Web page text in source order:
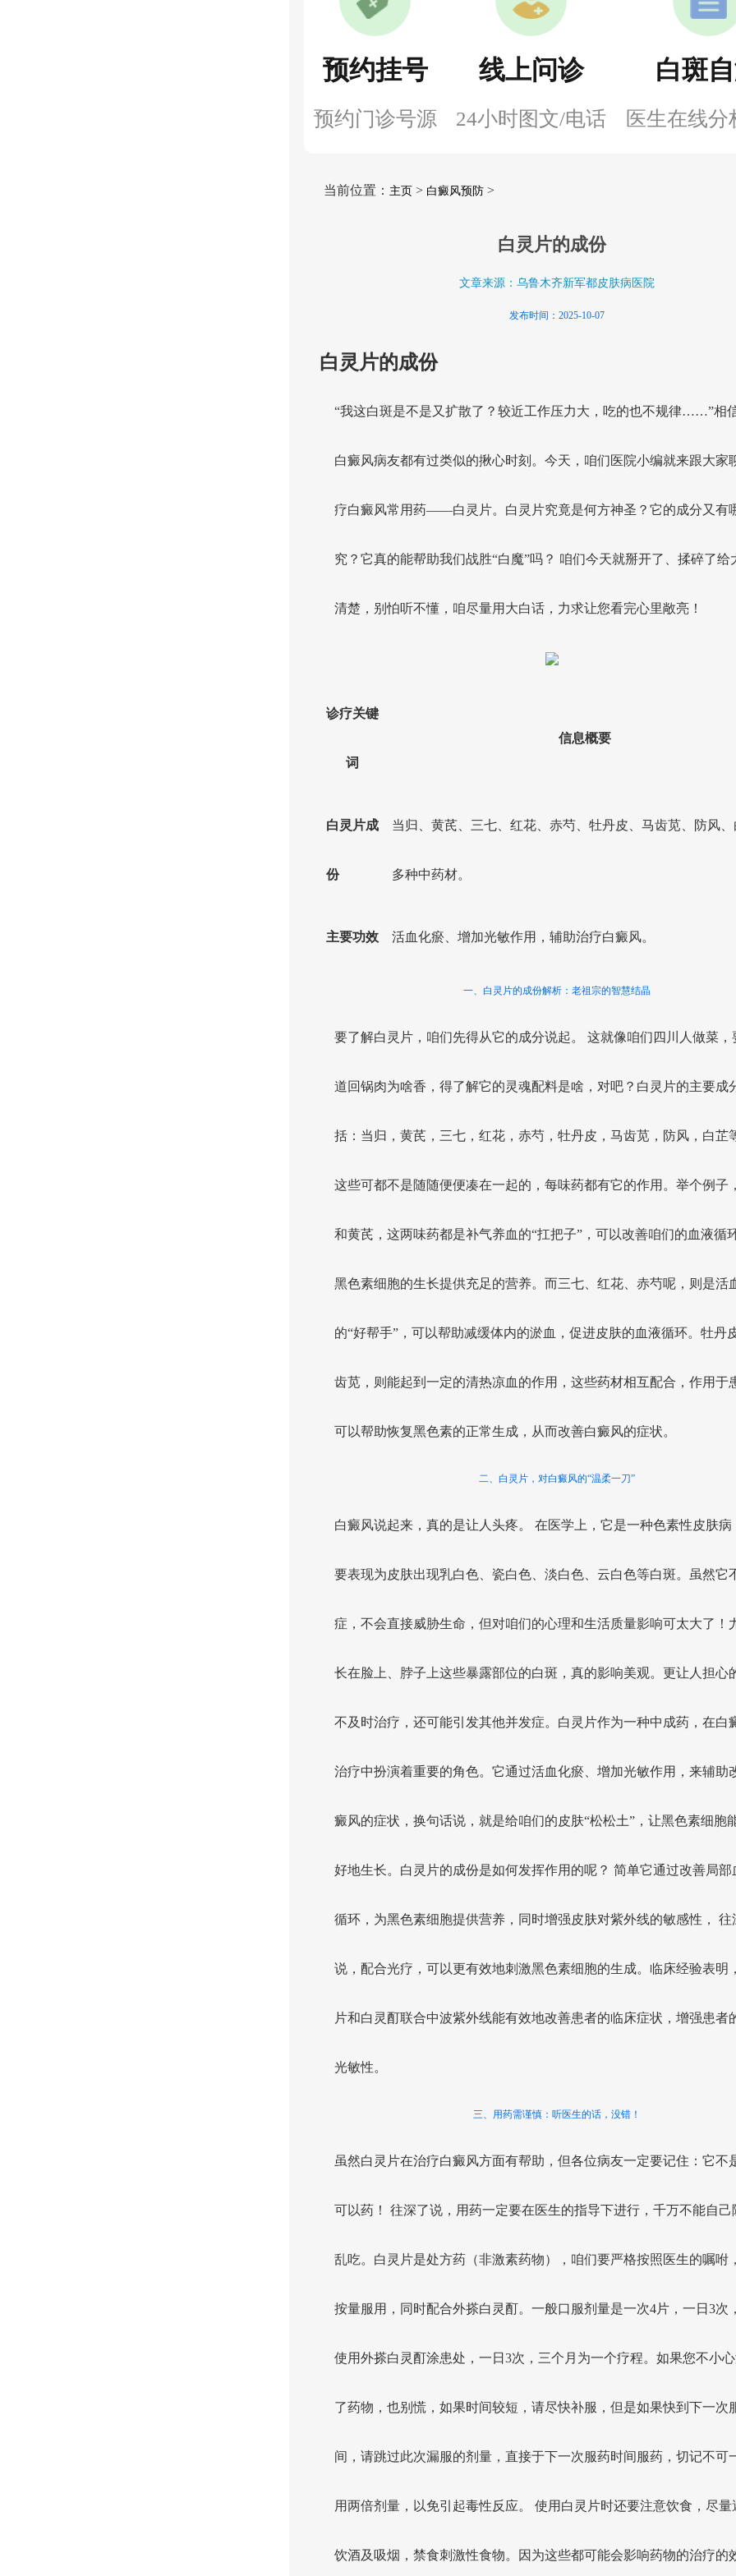
预约挂号
预约门诊号源
线上问诊
24小时图文/电话
白斑
医生在线分
当前位置： 主页> 白癜风预防>
白灵片的成份
文章来源：乌鲁木齐新军都皮肤病医院
发布时间：2025-10-07
白灵片的成份
“我这白斑是不是又扩散了？较近工作压力大，吃的也不规律……”相
白癜风病友都有过类似的揪心时刻。今天，咱们医院小编就来跟大家
疗白癜风常用药——白灵片。白灵片究竟是何方神圣？它的成分又有
究？它真的能帮助我们战胜“白魔”吗？ 咱们今天就掰开了、揉碎了给
清楚，别怕听不懂，咱尽量用大白话，力求让您看完心里敞亮！
诊疗关键
词
信息概要
白灵片成
份
当归、黄芪、三七、红花、赤芍、牡丹皮、马齿苋、防风
多种中药材。
主要功效 活血化瘀、增加光敏作用，辅助治疗白癜风。
一、白灵片的成份解析：老祖宗的智慧结晶
要了解白灵片，咱们先得从它的成分说起。 这就像咱们四川人做菜，
道回锅肉为啥香，得了解它的灵魂配料是啥，对吧？白灵片的主要成
括：当归，黄芪，三七，红花，赤芍，牡丹皮，马齿苋，防风，白芷
这些可都不是随随便便凑在一起的，每味药都有它的作用。举个例子
和黄芪，这两味药都是补气养血的“扛把子”，可以改善咱们的血液循
黑色素细胞的生长提供充足的营养。而三七、红花、赤芍呢，则是活
的“好帮手”，可以帮助减缓体内的淤血，促进皮肤的血液循环。牡丹
齿苋，则能起到一定的清热凉血的作用，这些药材相互配合，作用于
可以帮助恢复黑色素的正常生成，从而改善白癜风的症状。
二、白灵片，对白癜风的“温柔一刀”
白癜风说起来，真的是让人头疼。 在医学上，它是一种色素性皮肤病
要表现为皮肤出现乳白色、瓷白色、淡白色、云白色等白斑。虽然它
症，不会直接威胁生命，但对咱们的心理和生活质量影响可太大了！
长在脸上、脖子上这些暴露部位的白斑，真的影响美观。更让人担心
不及时治疗，还可能引发其他并发症。白灵片作为一种中成药，在白
治疗中扮演着重要的角色。它通过活血化瘀、增加光敏作用，来辅助
癜风的症状，换句话说，就是给咱们的皮肤“松松土”，让黑色素细胞
好地生长。白灵片的成份是如何发挥作用的呢？ 简单它通过改善局部
循环，为黑色素细胞提供营养，同时增强皮肤对紫外线的敏感性， 往
说，配合光疗，可以更有效地刺激黑色素细胞的生成。临床经验表明
片和白灵酊联合中波紫外线能有效地改善患者的临床症状，增强患者
光敏性。
三、用药需谨慎：听医生的话，没错！
虽然白灵片在治疗白癜风方面有帮助，但各位病友一定要记住：它不
可以药！ 往深了说，用药一定要在医生的指导下进行，千万不能自己
乱吃。白灵片是处方药（非激素药物），咱们要严格按照医生的嘱咐
按量服用，同时配合外搽白灵酊。一般口服剂量是一次4片，一日3次
使用外搽白灵酊涂患处，一日3次，三个月为一个疗程。如果您不小
了药物，也别慌，如果时间较短，请尽快补服，但是如果快到下一次
间，请跳过此次漏服的剂量，直接于下一次服药时间服药，切记不可
用两倍剂量，以免引起毒性反应。 使用白灵片时还要注意饮食，尽量
饮酒及吸烟，禁食刺激性食物。因为这些都可能会影响药物的治疗的